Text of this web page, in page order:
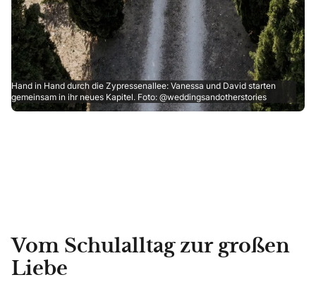
Hand in Hand durch die Zypressenallee: Vanessa und David starten
gemeinsam in ihr neues Kapitel. Foto: @weddingsandotherstories
Vom Schulalltag zur großen
Liebe